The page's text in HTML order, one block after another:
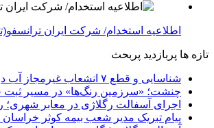
اطلاعیه استخدام/ شرکت ایران
تازه ها پربازدید پربحث
شناسایی و قطع ۷ انشعاب غیرمجاز آب در شهرستان زیرکوه
چنشت؛ «سرزمین رنگ‌ها» در مسیر ثبت
اجرای آسفالت رگلاژی در معابر
پیام تبریک مدیر شعب بیمه کوثر